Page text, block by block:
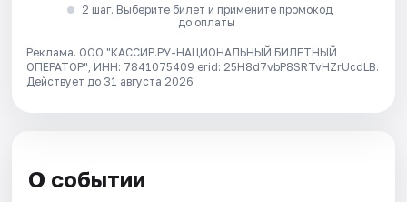
2 шаг. Выберите билет и примените промокод
до оплаты
Реклама. ООО "КАССИР.РУ-НАЦИОНАЛЬНЫЙ БИЛЕТНЫЙ
ОПЕРАТОР", ИНН: 7841075409 erid: 25H8d7vbP8SRTvHZrUcdLB.
Действует до 31 августа 2026
О событии